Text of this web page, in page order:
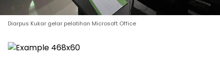
Diarpus Kukar gelar pelatihan Microsoft Office